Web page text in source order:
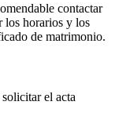
contactar
los horarios y los
de matrimonio.
el acta